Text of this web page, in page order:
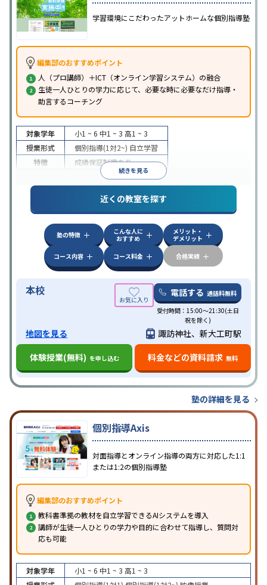
学習環境にこだわったアットホームな個別指導塾
編集部のおすすめポイント
人（プロ講師）＋ICT（オンライン学習システム）の融合
生徒一人ひとりの学力に応じて、必要な時に必要なだけ指導・
助言するコーチング
続きを見る
対象学年 小1 ~ 6 中1 ~ 3 高1 ~ 3
授業形式
個別指導(1対2~) 自立学習
特徴
成績保証制度あり
近くの教室を探す
塾の特徴
こんな人に
おすすめ
メリット・
デメリット
コース内容
コース料金 合格実績
本校 電話する 通話料無料
受付時間：15:00～21:30(土日
祝を除く)
地図を見る
諏訪神社、新大工町駅
体験授業(無料) を申し込む 料金などの資料請求 無料
塾の詳細を見る
個別指導Axis
対面指導とオンライン指導の両方に対応した1:1
または1:2の個別指導塾
編集部のおすすめポイント
教科書準拠の教材を自立学習できるAIシステムを導入
講師が生徒一人ひとりの学力や目的に合わせて指導し、質問対
応も可能
対象学年 小1 ~ 6 中1 ~ 3 高1 ~ 3